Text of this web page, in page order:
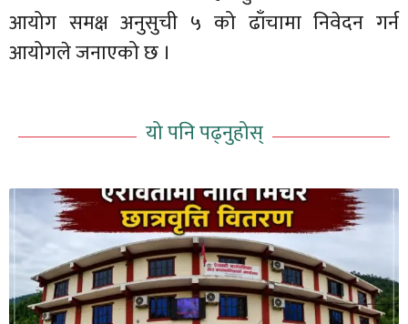
आयोग समक्ष अनुसुची ५ को ढाँचामा निवेदन गर्न
आयोगले जनाएको छ ।
यो पनि पढ्नुहोस्